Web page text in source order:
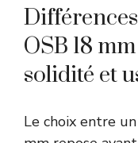
OSB 18
solidité et
Le choix entre